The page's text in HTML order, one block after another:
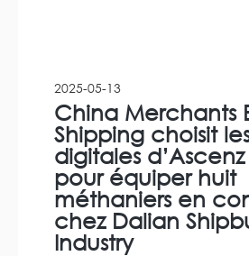
2025-05-13
China Merchants
Shipping choisit
digitales
pour équiper huit
méthaniers en
chez Dalian
Industry